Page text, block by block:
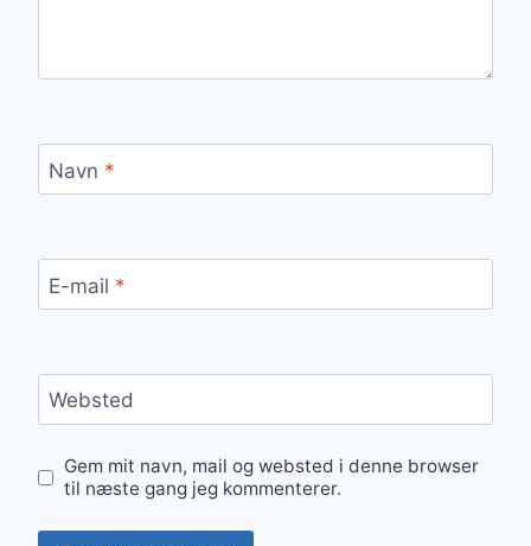
Navn *
E-mail *
Websted
Gem mit navn, mail og websted i denne browser
til næste gang jeg kommenterer.